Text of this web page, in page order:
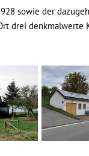
sowie der
drei denkmalwerte